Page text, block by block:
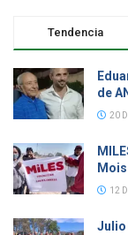
Tendencia
de
20
12
Julio